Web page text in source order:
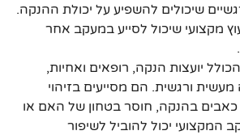
ורגשיים שיכולים להשפיע על יכולת ההנקה.
מקצועי שיכול לסייע במעקב אחר
יועצות הנקה, רופאים ואחיות,
ורגשית. הם מסייעים בזיהוי
כאבים בהנקה, חוסר בטחון של האם או
המקצועי יכול להוביל לשיפור